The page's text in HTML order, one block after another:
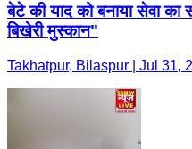
बेटे की याद को बनाया सेवा
बिखेरी मुस्कान"
Takhatpur, Bilaspur | Jul 31,